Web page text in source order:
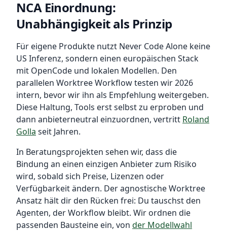
NCA Einordnung:
Unabhängigkeit als Prinzip
Für eigene Produkte nutzt Never Code Alone keine
US Inferenz, sondern einen europäischen Stack
mit OpenCode und lokalen Modellen. Den
parallelen Worktree Workflow testen wir 2026
intern, bevor wir ihn als Empfehlung weitergeben.
Diese Haltung, Tools erst selbst zu erproben und
dann anbieterneutral einzuordnen, vertritt Roland
Golla seit Jahren.
In Beratungsprojekten sehen wir, dass die
Bindung an einen einzigen Anbieter zum Risiko
wird, sobald sich Preise, Lizenzen oder
Verfügbarkeit ändern. Der agnostische Worktree
Ansatz hält dir den Rücken frei: Du tauschst den
Agenten, der Workflow bleibt. Wir ordnen die
passenden Bausteine ein, von der Modellwahl